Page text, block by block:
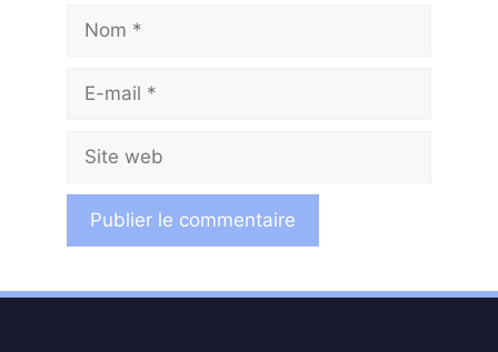
Nom
Site
web